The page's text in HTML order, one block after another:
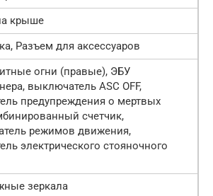
крыше
Разъем для аксессуаров
огни (правые), ЭБУ
выключатель ASC OFF,
предупреждения о мертвых
счетчик,
режимов движения,
электрического стояночного
зеркала